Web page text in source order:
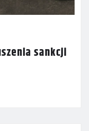
sankcji